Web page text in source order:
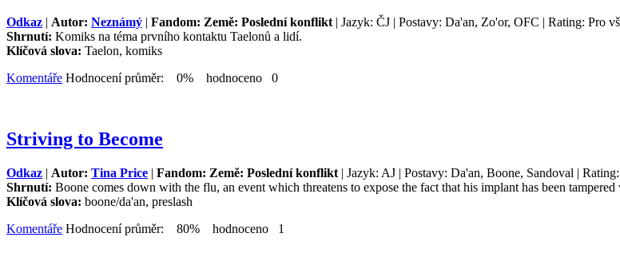
Odkaz | Autor: Neznámý | Fandom: Země: Poslední konflikt | Jazyk: ČJ | Postavy: Da'an, Zo'or, OFC | Rating: Pro
Shrnutí: Komiks na téma prvního kontaktu Taelonů a lidí.
Klíčová slova: Taelon, komiks
Komentáře Hodnocení průměr: 0% hodnoceno 0
Striving to Become
Odkaz | Autor: Tina Price | Fandom: Země: Poslední konflikt | Jazyk: AJ | Postavy: Da'an, Boone, Sandoval |
Shrnutí: Boone comes down with the flu, an event which threatens to expose the fact that his implant has been tampered
Klíčová slova: boone/da'an, preslash
Komentáře Hodnocení průměr: 80% hodnoceno 1